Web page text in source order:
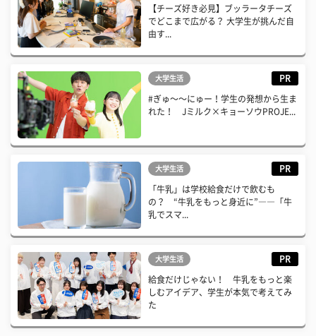
【チーズ好き必見】ブッラータチーズ
でどこまで広がる？ 大学生が挑んだ自
由す...
大学生活 PR
#ぎゅ〜〜にゅー！学生の発想から生ま
れた！ Jミルク×キョーソウPROJE...
大学生活 PR
「牛乳」は学校給食だけで飲むも
の？ “牛乳をもっと身近に”――「牛
乳でスマ...
大学生活 PR
給食だけじゃない！ 牛乳をもっと楽
しむアイデア、学生が本気で考えてみ
た